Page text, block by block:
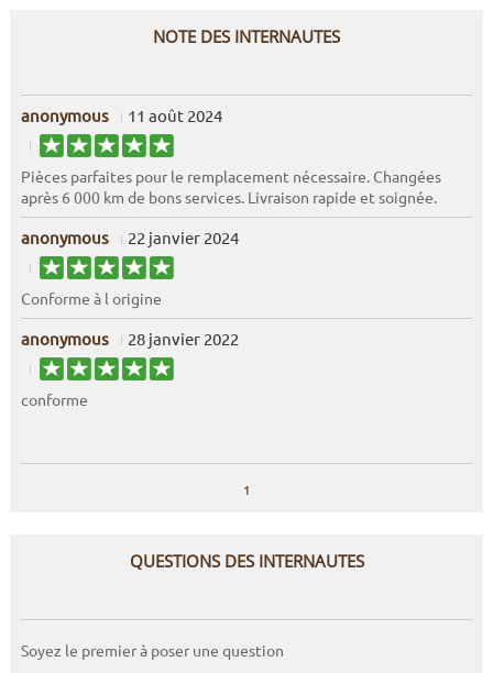
NOTE DES INTERNAUTES
anonymous 11 août 2024
Pièces parfaites pour le remplacement nécessaire. Changées
après 6 000 km de bons services. Livraison rapide et soignée.
anonymous 22 janvier 2024
Conforme à l origine
anonymous 28 janvier 2022
conforme
1
QUESTIONS DES INTERNAUTES
Soyez le premier à poser une question